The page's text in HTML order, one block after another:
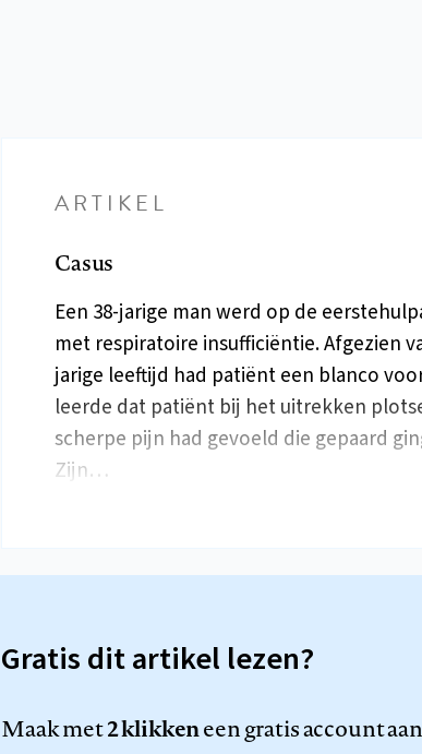
ARTIKEL
Casus
Een 38-jarige man werd op de
met respiratoire insufficiëntie. Afgezien
jarige leeftijd had patiënt een blanco
leerde dat patiënt bij het uitrekken
scherpe pijn had gevoeld die gepaard
Zijn…
Gratis dit artikel lezen?
Maak met2 klikkeneen gratis account aan